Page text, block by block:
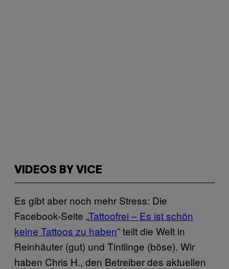
VIDEOS BY VICE
Es gibt aber noch mehr Stress: Die
Facebook-Seite „Tattoofrei – Es ist schön
keine Tattoos zu haben” teilt die Welt in
Reinhäuter (gut) und Tintlinge (böse). Wir
haben Chris H., den Betreiber des aktuellen